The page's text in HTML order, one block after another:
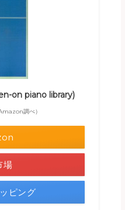
on piano library)
調べ）
場
ピング